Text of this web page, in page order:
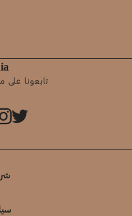
تابعونا على
شروط